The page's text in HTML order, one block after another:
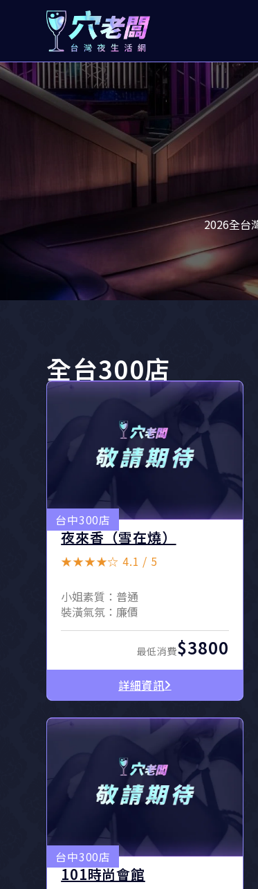
2026全台
全台300店
台中300店
夜來香（雪在燒）
★★★★☆ 4.1 / 5
小姐素質：普通
裝潢氣氛：廉價
最低消費$3800
詳細資訊
台中300店
101時尚會館